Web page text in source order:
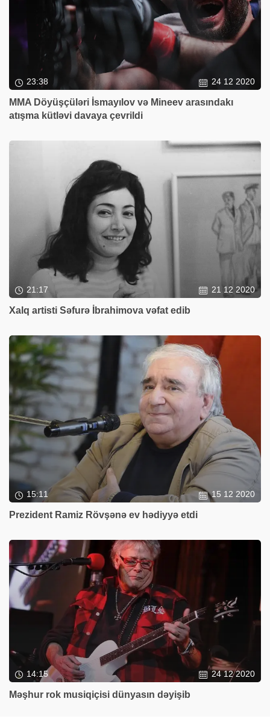
23:38 24 12 2020
MMA Döyüşçüləri İsmayılov və Mineev arasındakı
atışma kütləvi davaya çevrildi
21:17 21 12 2020
Xalq artisti Səfurə İbrahimova vəfat edib
15:11 15 12 2020
Prezident Ramiz Rövşənə ev hədiyyə etdi
14:15 24 12 2020
Məşhur rok musiqiçisi dünyasın dəyişib